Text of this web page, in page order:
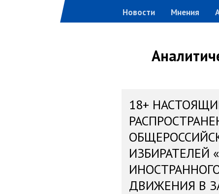
Новости Мнения
18+
ИЗБИРАТЕЛЕЙ
ДВИЖЕНИЯ В